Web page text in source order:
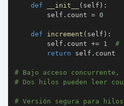
def
__init__ ( self ) :
        self
. count = 0
def increment ( self ) :
        self
. count += 1
#
return self .
# Bajo acceso concurrente,
# Dos hilos pueden leer
# Versión segura para hilos